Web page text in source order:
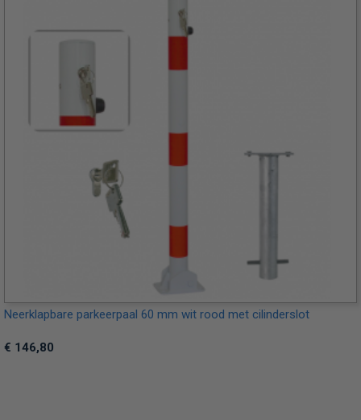
Neerklapbare parkeerpaal 60 mm wit rood met cilinderslot
€ 146,80